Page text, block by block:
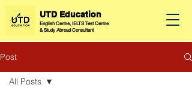
English Centre, IELTS Test Centre
&Study Abroad Consultant
UTD Education
Post
All Posts